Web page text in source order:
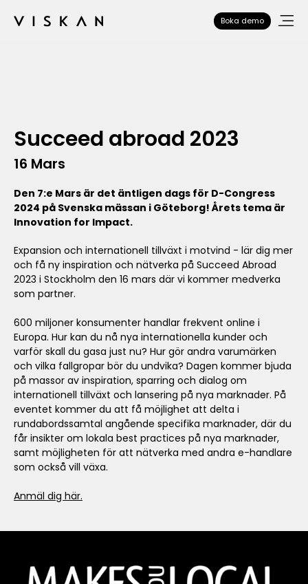
Boka demo
Succeed abroad 2023
16 Mars
Den 7:e Mars är det äntligen dags för D-Congress
2024 på Svenska mässan i Göteborg! Årets tema är
Innovation for Impact.
Expansion och internationell tillväxt i motvind - lär dig mer
och få ny inspiration och nätverka på Succeed Abroad
2023 i Stockholm den 16 mars där vi kommer medverka
som partner.
600 miljoner konsumenter handlar frekvent online i
Europa. Hur kan du nå nya internationella kunder och
varför skall du gasa just nu? Hur gör andra varumärken
och vilka fallgropar bör du undvika? Dagen kommer bjuda
på massor av inspiration, sparring och dialog om
internationell tillväxt och lansering på nya marknader. På
eventet kommer du att få möjlighet att delta i
rundabordssamtal angående specifika marknader, där du
får insikter om lokala best practices på nya marknader,
samt möjligheten för att nätverka med andra e-handlare
som också vill växa.
Anmäl dig här.